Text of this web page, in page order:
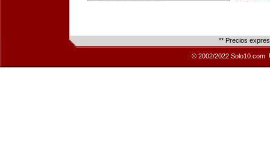
** Precios
© 2002/2022 Solo10.com